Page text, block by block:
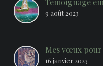
9 août 2023
Mes vœux pour
16 janvier 2023